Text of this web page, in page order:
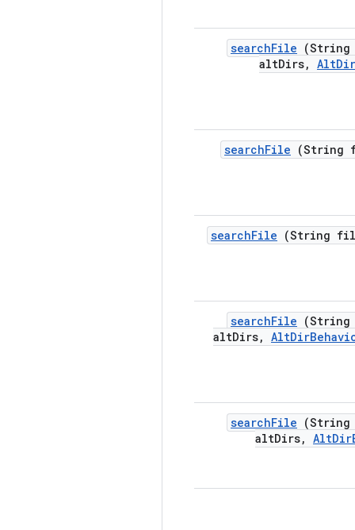
searchFile
altDirs, AltDir
searchFile (String
searchFile (String
searchFile
altDirs, AltDir
searchFile
altDirs, AltDir